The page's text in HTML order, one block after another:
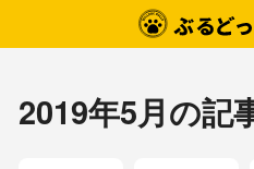
2019年5月の記